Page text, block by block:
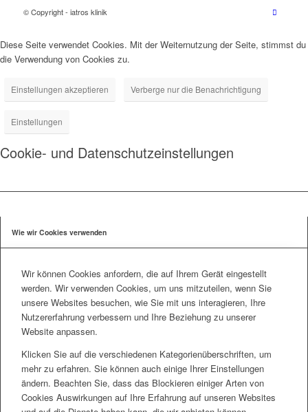
© Copyright - iatros klinik
Diese Seite verwendet Cookies. Mit der Weiternutzung der Seite, stimmst du
die Verwendung von Cookies zu.
Einstellungen akzeptieren Verberge nur die Benachrichtigung
Einstellungen
Cookie- und Datenschutzeinstellungen
Wie wir Cookies verwenden
Wir können Cookies anfordern, die auf Ihrem Gerät eingestellt
werden. Wir verwenden Cookies, um uns mitzuteilen, wenn Sie
unsere Websites besuchen, wie Sie mit uns interagieren, Ihre
Nutzererfahrung verbessern und Ihre Beziehung zu unserer
Website anpassen.
Klicken Sie auf die verschiedenen Kategorienüberschriften, um
mehr zu erfahren. Sie können auch einige Ihrer Einstellungen
ändern. Beachten Sie, dass das Blockieren einiger Arten von
Cookies Auswirkungen auf Ihre Erfahrung auf unseren Websites